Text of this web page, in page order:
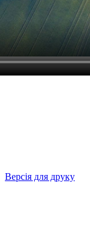
Версія для друку